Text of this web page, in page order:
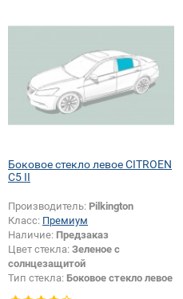
Боковое стекло левое CITROEN
C5 II
Производитель: Pilkington
Класс: Премиум
Наличие: Предзаказ
Цвет стекла: Зеленое с
солнцезащитой
Тип стекла: Боковое стекло левое